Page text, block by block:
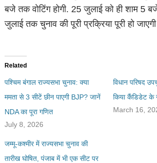
बजे तक वोटिंग होगी. 25 जुलाई को ही शाम 5
जुलाई तक चुनाव की पूरी प्रक्रिया पूरी हो
Related
पश्चिम बंगाल राज्यसभा चुनाव: क्या
ममता से 3 सीटें छीन पाएगी BJP? जानें
NDA का पूरा गणित
July 8, 2026
विधान परिषद
किया कैंडिडेट के
March 16,
जम्मू-कश्मीर में राज्यसभा चुनाव की
तारीख घोषित, पंजाब में भी एक सीट पर